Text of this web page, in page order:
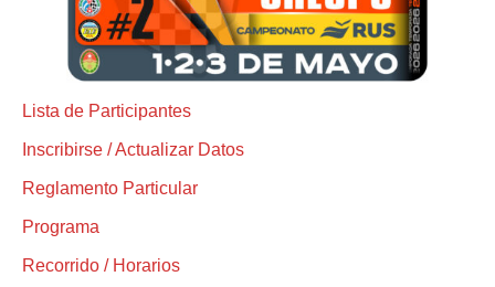
Lista de Participantes
Inscribirse / Actualizar Datos
Reglamento Particular
Programa
Recorrido / Horarios